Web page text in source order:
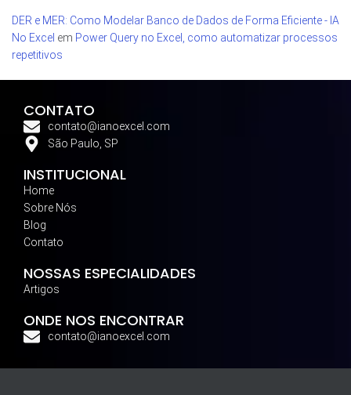
DER e MER: Como Modelar Banco de Dados de Forma Eficiente - IA
No Excel em Power Query no Excel, como automatizar processos
repetitivos
CONTATO
contato@ianoexcel.com
São Paulo, SP
INSTITUCIONAL
Home
Sobre Nós
Blog
Contato
NOSSAS ESPECIALIDADES
Artigos
ONDE NOS ENCONTRAR
contato@ianoexcel.com